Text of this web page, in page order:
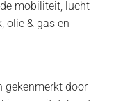
mobiliteit, lucht-
olie & gas en
gekenmerkt door